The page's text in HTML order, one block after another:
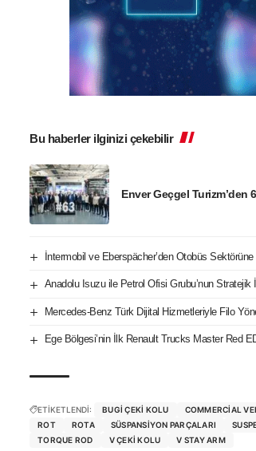
Bu haberler ilginizi çekebilir
Enver Geçgel Turizm’den
İntermobil ve Eberspächer’den Otobüs
Anadolu Isuzu ile Petrol Ofisi Grubu’nun Stratejik
Mercedes-Benz Türk Dijital Hizmetleriyle Filo
Ege Bölgesi’nin İlk Renault Trucks Master Red
ETİKETLENDİ: BUGI ÇEKI KOLU COMMERCIAL
ROT
ROTA SÜSPANSIYON PARÇALARI
TORQUE ROD
V ÇEKI KOLU V STAY ARM